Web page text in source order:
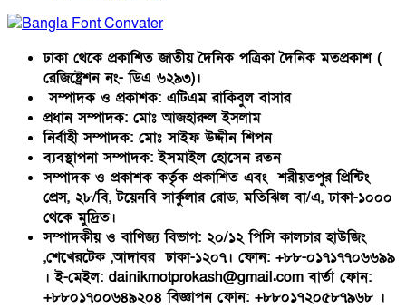
ঢাকা থেকে প্রকাশিত জাতীয় দৈনিক পত্রিকা দৈনিক মতপ্রকাশ (
রেজিষ্ট্রেশন নং- ডিএ ৬২৯৩)।
সম্পাদক ও প্রকাশক: এটিএম রাকিবুল বাসার
প্রধান সম্পাদক: মোঃ আজহারুল ইসলাম
নির্বাহী সম্পাদক: মোঃ সাইফ উদ্দীন শিপন
ব্যবস্থাপনা সম্পাদক: ইসমাইল হোসেন রতন
সম্পাদক ও প্রকাশক কর্তৃক প্রকাশিত এবং শরীয়তপুর প্রিন্টিং
প্রেস, ২৮/বি, টয়েনবি সার্কুলার রোড, মতিঝিল বা/এ, ঢাকা-১০০০
থেকে মুদ্রিত।
সম্পাদকীয় ও বাণিজ্য বিভাগ: ২০/১২ পিসি কালচার হাউজিং
,শেখেরটেক ,আদাবর ঢাকা-১২০৭। ফোন: +৮৮-০১৭১৭৭০৬৬৯৯
। ই-মেইল: dainikmotprokash@gmail.com বার্তা ফোন:
+৮৮০১৭০০৬৪৯২০৪ বিজ্ঞাপন ফোন: +৮৮০১৭২০৫৮৭৯৬৮ ।